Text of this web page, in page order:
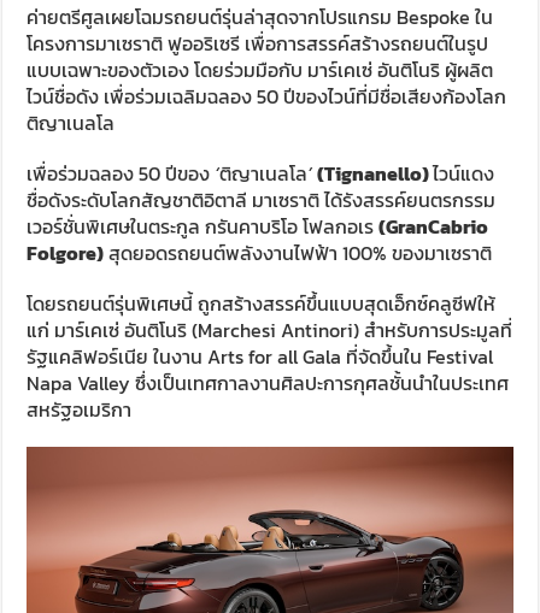
ค่ายตรีศูลเผยโฉมรถยนต์รุ่นล่าสุดจากโปรแกรม Bespoke ใน
โครงการมาเซราติ ฟูออริเซรี เพื่อการสรรค์สร้างรถยนต์ในรูป
แบบเฉพาะของตัวเอง โดยร่วมมือกับ มาร์เคเซ่ อันติโนริ ผู้ผลิต
ไวน์ชื่อดัง เพื่อร่วมเฉลิมฉลอง 50 ปีของไวน์ที่มีชื่อเสียงก้องโลก
ติญาเนลโล
เพื่อร่วมฉลอง 50 ปีของ ‘ติญาเนลโล’(Tignanello)ไวน์แดง
ชื่อดังระดับโลกสัญชาติอิตาลี มาเซราติ ได้รังสรรค์ยนตรกรรม
เวอร์ชั่นพิเศษในตระกูล กรันคาบริโอ โฟลกอเร(GranCabrio
Folgore)สุดยอดรถยนต์พลังงานไฟฟ้า 100% ของมาเซราติ
โดยรถยนต์รุ่นพิเศษนี้ ถูกสร้างสรรค์ขึ้นแบบสุดเอ็กซ์คลูซีฟให้
แก่ มาร์เคเซ่ อันติโนริ (Marchesi Antinori) สำหรับการประมูลที่
รัฐแคลิฟอร์เนีย ในงาน Arts for all Gala ที่จัดขึ้นใน Festival
Napa Valley ซึ่งเป็นเทศกาลงานศิลปะการกุศลชั้นนำในประเทศ
สหรัฐอเมริกา